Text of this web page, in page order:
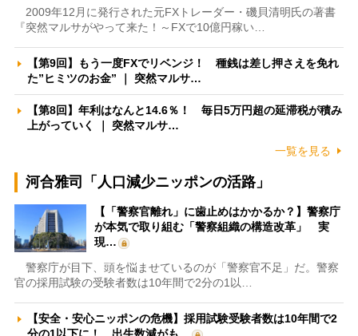
2009年12月に発行された元FXトレーダー・磯貝清明氏の著書
『突然マルサがやって来た！～FXで10億円稼い…
【第9回】もう一度FXでリベンジ！ 種銭は差し押さえを免れ
た”ヒミツのお金” ｜ 突然マルサ…
【第8回】年利はなんと14.6％！ 毎日5万円超の延滞税が積み
上がっていく ｜ 突然マルサ…
一覧を見る
河合雅司「人口減少ニッポンの活路」
【「警察官離れ」に歯止めはかかるか？】警察庁
が本気で取り組む「警察組織の構造改革」 実
現…
警察庁が目下、頭を悩ませているのが「警察官不足」だ。警察
官の採用試験の受験者数は10年間で2分の1以…
【安全・安心ニッポンの危機】採用試験受験者数は10年間で2